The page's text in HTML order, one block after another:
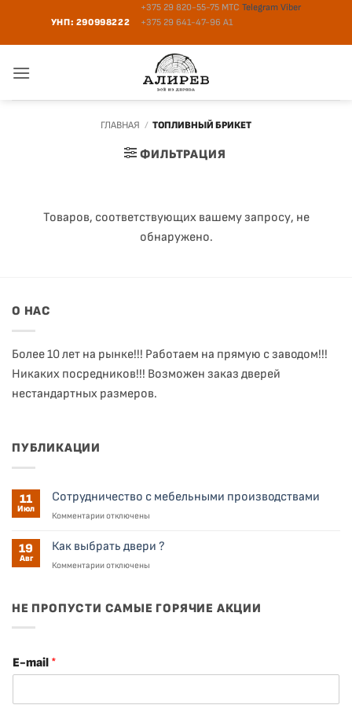
content
УНП: 290998222
+375 29 820-55-75 МТСTelegram Viber
+375 29 641-47-96 A1
ГЛАВНАЯ / ТОПЛИВНЫЙ БРИКЕТ
ФИЛЬТРАЦИЯ
Товаров, соответствующих вашему запросу, не
обнаружено.
О НАС
Более 10 лет на рынке!!! Работаем на прямую с заводом!!!
Никаких посредников!!! Возможен заказ дверей
нестандартных размеров.
ПУБЛИКАЦИИ
11
Июл
Сотрудничество с мебельными производствами
Комментариик
Сотрудничество
мебельными
отключены
19
Авг
Как выбрать двери ?
Комментариик
выбрать
отключены
НЕ ПРОПУСТИ САМЫЕ ГОРЯЧИЕ АКЦИИ
E-mail *